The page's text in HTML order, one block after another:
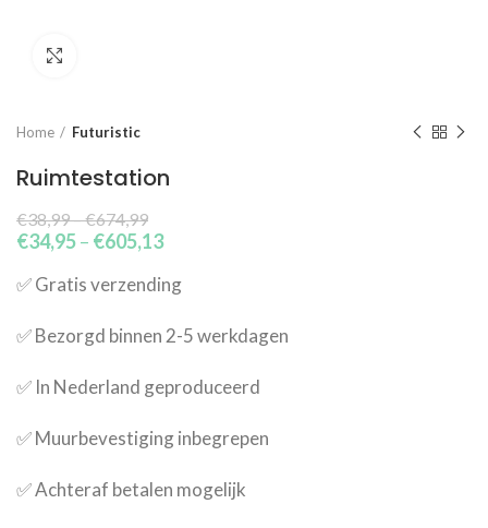
Home Futuristic
Ruimtestation
€38,99–€674,99
€34,95– €605,13
✅​ Gratis verzending
✅​ Bezorgd binnen 2-5 werkdagen
✅​ In Nederland geproduceerd
✅​ Muurbevestiging inbegrepen
✅​ Achteraf betalen mogelijk